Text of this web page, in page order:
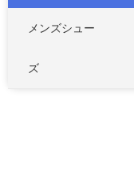
メンズシュー
ズ